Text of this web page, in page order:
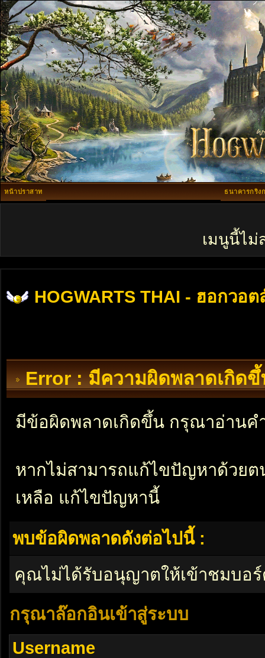
หน้าปราสาท ธนาคารกริง
เมนูนี้ไม่
HOGWARTS THAI - ฮอกวอต
Error : มีความผิดพลาดเกิดขึ้
มีข้อผิดพลาดเกิดขึ้น กรุณาอ่านค
หากไม่สามารถแก้ไขปัญหาด้วย
เหลือ แก้ไขปัญหานี้
พบข้อผิดพลาดดังต่อไปนี้ :
คุณไม่ได้รับอนุญาตให้เข้าชมบอ
กรุณาล๊อกอินเข้าสู่ระบบ
Username